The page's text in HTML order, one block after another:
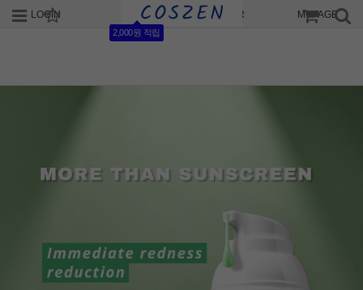
LOGIN JOIN
2,000원 적립
ORDER MYPAGE